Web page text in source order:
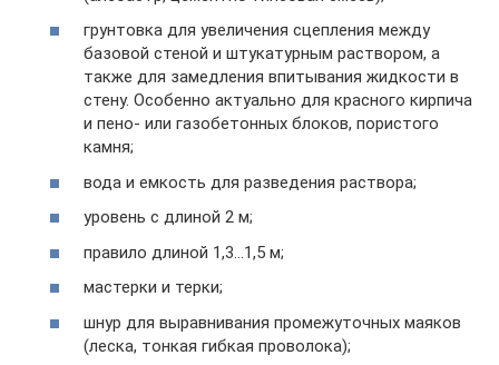
грунтовка для увеличения сцепления между
базовой стеной и штукатурным раствором, а
также для замедления впитывания жидкости в
стену. Особенно актуально для красного кирпича
и пено- или газобетонных блоков, пористого
камня;
вода и емкость для разведения раствора;
уровень с длиной 2 м;
правило длиной 1,3…1,5 м;
мастерки и терки;
шнур для выравнивания промежуточных маяков
(леска, тонкая гибкая проволока);